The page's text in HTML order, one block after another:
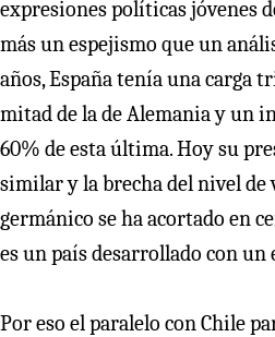
expresiones políticas jóvenes
más un espejismo que un
años, España tenía una carga
mitad de la de Alemania y un
60% de esta última. Hoy su
similar y la brecha del nivel de
germánico se ha acortado en
es un país desarrollado con un
Por eso el paralelo con Chile